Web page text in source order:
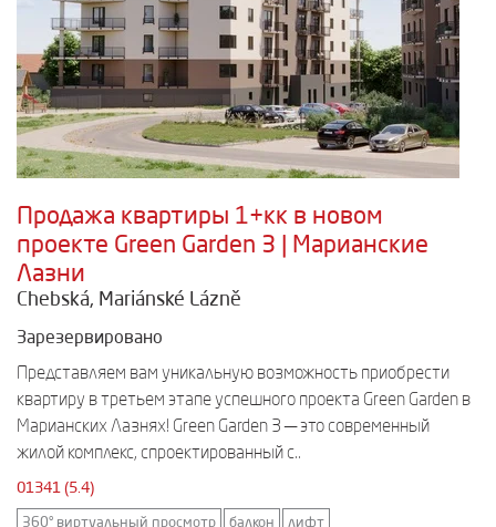
Продажа квартиры 1+кк в новом
проекте Green Garden 3 | Марианские
Лазни
Chebská, Mariánské Lázně
Зарезервировано
Представляем вам уникальную возможность приобрести
квартиру в третьем этапе успешного проекта Green Garden в
Марианских Лазнях! Green Garden 3 — это современный
жилой комплекс, спроектированный с..
01341 (5.4)
360° виртуальный просмотр балкон лифт